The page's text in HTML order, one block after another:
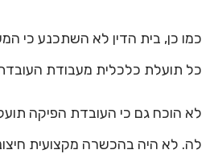
כמו כן, בית הדין לא השתכנע כי
כל תועלת כלכלית מעבודת
לא הוכח גם כי העובדת הפיקה
לה. לא היה בהכשרה מקצועית